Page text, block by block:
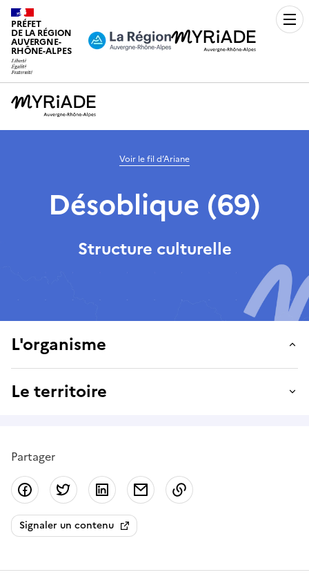
PRÉFET
DE LA RÉGION
AUVERGNE-
RHÔNE-ALPES
Voir le fil d’Ariane
Désoblique (69)
Structure culturelle
L'organisme
Le territoire
Partager
Partager sur Facebook
Partager sur Twitter
Partager sur LinkedIn
Partager par email
Signaler un contenu